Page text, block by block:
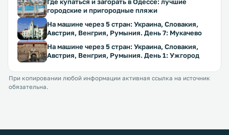
городские и пригородные пляжи
На машине через 5 стран: Украина, Словакия,
Австрия, Венгрия, Румыния. День 7: Мукачево
На машине через 5 стран: Украина, Словакия,
Австрия, Венгрия, Румыния. День 1: Ужгород
При копировании любой информации активная ссылка на источник
обязательна.